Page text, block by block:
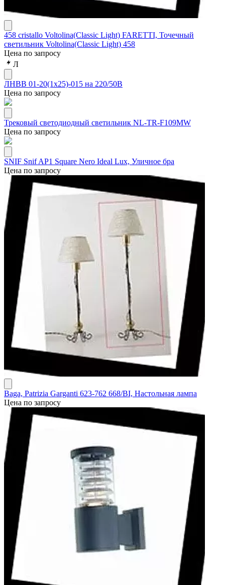
458 cristallo Voltolina(Classic Light) FARETTI, Точечный
светильник Voltolina(Classic Light) 458
Цена по запросу
Л
ЛНВВ 01-20(1х25)-015 на 220/50В
Цена по запросу
Трековый светодиодный светильник NL-TR-F109MW
Цена по запросу
SNIF Snif AP1 Square Nero Ideal Lux, Уличное бра
Цена по запросу
Baga, Patrizia Garganti 623-762 668/BI, Настольная лампа
Цена по запросу